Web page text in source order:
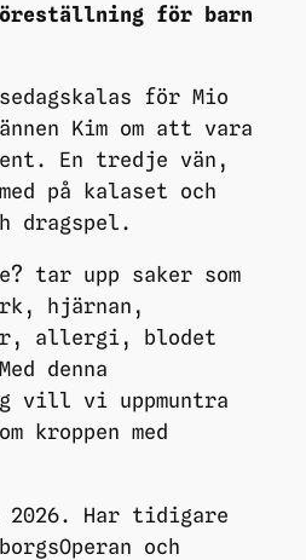
för barn
för Mio
Kim om att vara
En tredje vän,
på kalaset och
dragspel.
tar upp saker som
hjärnan,
allergi, blodet
denna
vill vi uppmuntra
med
2026. Har tidigare
och